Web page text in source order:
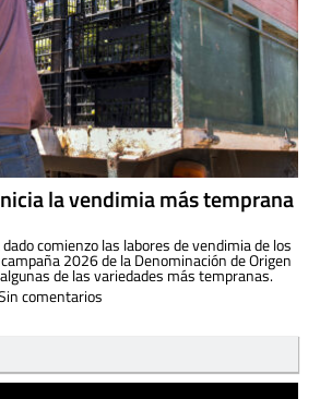
la vendimia más temprana
comienzo las labores de vendimia de los
2026 de la Denominación de Origen
de las variedades más tempranas.
comentarios